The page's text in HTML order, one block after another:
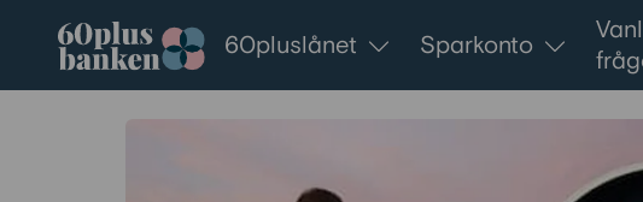
Gå till innehållet
60pluslånet Sparkonto